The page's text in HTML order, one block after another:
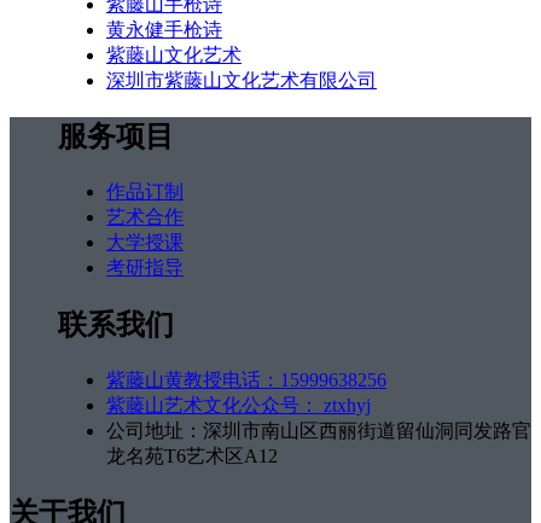
黄永健手枪诗
紫藤山文化艺术
深圳市紫藤山文化艺术有限公司
服务项目
作品订制
艺术合作
大学授课
考研指导
联系我们
紫藤山黄教授电话：15999638256
紫藤山艺术文化公众号： ztxhyj
公司地址：深圳市南山区西丽街道留仙洞同发路官
龙名苑T6艺术区A12
关于我们